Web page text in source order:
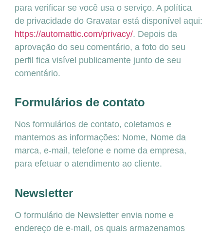
para verificar se você usa o serviço. A política
de privacidade do Gravatar está disponível aqui:
https://automattic.com/privacy/. Depois da
aprovação do seu comentário, a foto do seu
perfil fica visível publicamente junto de seu
comentário.
Formulários de contato
Nos formulários de contato, coletamos e
mantemos as informações: Nome, Nome da
marca, e-mail, telefone e nome da empresa,
para efetuar o atendimento ao cliente.
Newsletter
O formulário de Newsletter envia nome e
endereço de e-mail, os quais armazenamos